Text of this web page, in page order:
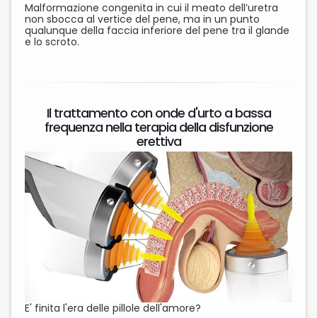
Malformazione congenita in cui il meato dell’uretra
non sbocca al vertice del pene, ma in un punto
qualunque della faccia inferiore del pene tra il glande
e lo scroto.
Il trattamento con onde d'urto a bassa
frequenza nella terapia della disfunzione
erettiva
E' finita l'era delle pillole dell'amore?